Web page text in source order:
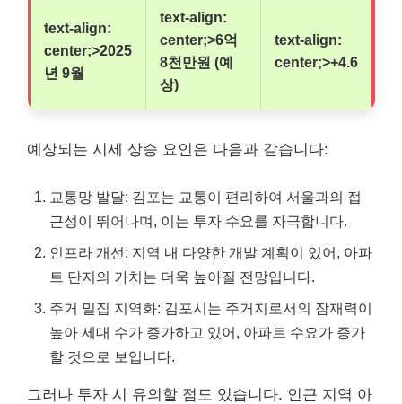
text-align:
center;>2025
년 9월
text-align:
center;>6억
8천만원 (예
상)
text-align:
center;>+4.6
예상되는 시세 상승 요인은 다음과 같습니다:
교통망 발달: 김포는 교통이 편리하여 서울과의 접
근성이 뛰어나며, 이는 투자 수요를 자극합니다.
인프라 개선: 지역 내 다양한 개발 계획이 있어, 아파
트 단지의 가치는 더욱 높아질 전망입니다.
주거 밀집 지역화: 김포시는 주거지로서의 잠재력이
높아 세대 수가 증가하고 있어, 아파트 수요가 증가
할 것으로 보입니다.
그러나 투자 시 유의할 점도 있습니다. 인근 지역 아